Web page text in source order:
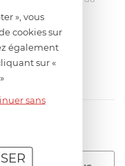
...»
», vous
cookies sur
également
sur «
sans